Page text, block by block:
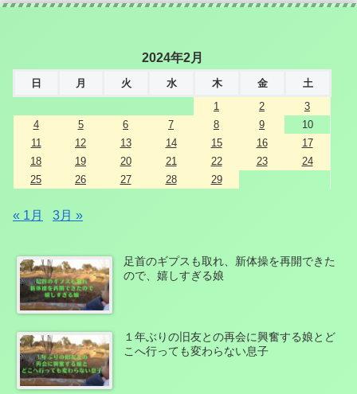
2024年2月
日 月 火 水 木 金
土
1
2
3
4
5 6 7 8 9
10
11
12 13 14 15 16
17
18
19 20 21 22 23
24
25
26 27 28 29
« 1月 3月 »
足首のギプスも取れ、新体操を再開できた
ので、嬉しすぎる娘
１年ぶりの旧友との再会に興奮する娘とど
こへ行っても変わらない息子